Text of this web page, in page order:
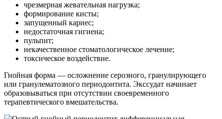
чрезмерная жевательная нагрузка;
формирование кисты;
запущенный кариес;
недостаточная гигиена;
пульпит;
некачественное стоматологическое лечение;
токсическое воздействие.
Гнойная форма — осложнение серозного, гранулирующего
или гранулематозного периодонтита. Экссудат начинает
образовываться при отсутствии своевременного
терапевтического вмешательства.